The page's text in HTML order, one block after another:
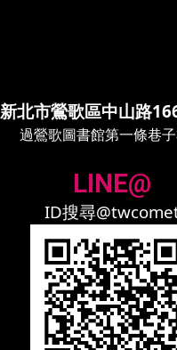
新北市鶯歌區中山路
過鶯歌圖書館第一條巷
LINE@
ID搜尋